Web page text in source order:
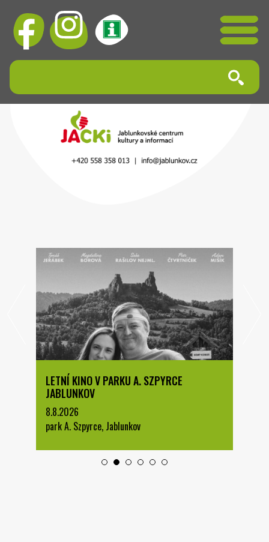
LETNÍ KINO V PARKU A. SZPYRCE
JABLUNKOV
8.8.2026
park A. Szpyrce, Jablunkov